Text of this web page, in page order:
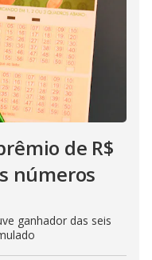
de R$
números
ganhador das seis